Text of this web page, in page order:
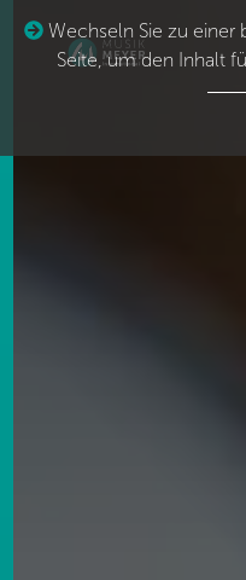
Wechseln Sie zu einer
Seite, um den Inhalt